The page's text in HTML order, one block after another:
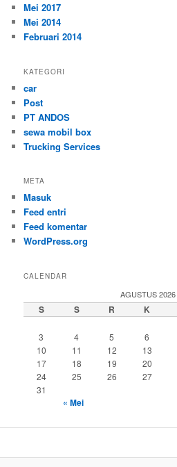
Mei 2017
Mei 2014
Februari 2014
KATEGORI
car
Post
PT ANDOS
sewa mobil box
Trucking Services
META
Masuk
Feed entri
Feed komentar
WordPress.org
CALENDAR
AGUSTUS 2026
S S R K
3
4 5 6
10
11 12 13
17
18 19 20
24
25 26 27
31
« Mei